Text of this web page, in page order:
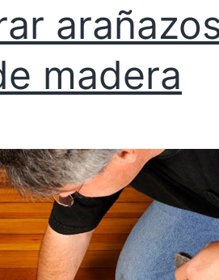
madera